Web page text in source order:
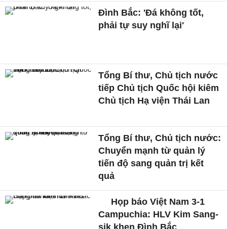
Đình Bắc: 'Đá không tốt,
phải tự suy nghĩ lại'
Tổng Bí thư, Chủ tịch nước
tiếp Chủ tịch Quốc hội kiêm
Chủ tịch Hạ viện Thái Lan
Tổng Bí thư, Chủ tịch nước:
Chuyển mạnh từ quản lý
tiến độ sang quản trị kết
quả
Họp báo Việt Nam 3-1
Campuchia: HLV Kim Sang-
sik khen Đình Bắc